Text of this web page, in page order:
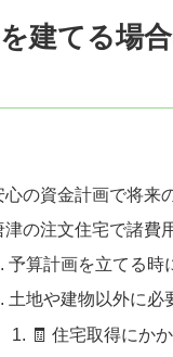
建てる場
心の資金計画で将来
津の注文住宅で諸費
予算計画を立てる時
土地や建物以外に必
🧾 住宅取得にか